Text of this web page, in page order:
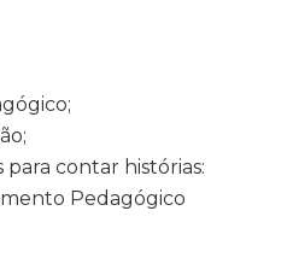
para contar histórias:
Pedagógico